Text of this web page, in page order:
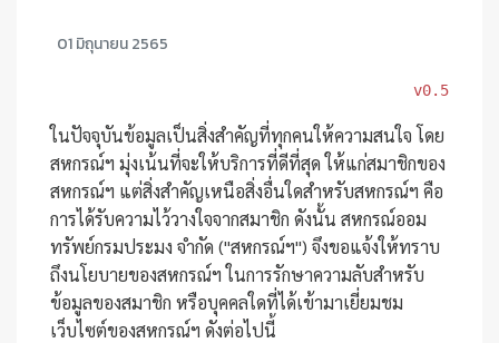
01 มิถุนายน 2565
v0.5
ในปัจจุบันข้อมูลเป็นสิ่งสำคัญที่ทุกคนให้ความสนใจ โดย
สหกรณ์ฯ มุ่งเน้นที่จะให้บริการที่ดีที่สุด ให้แก่สมาชิกของ
สหกรณ์ฯ แต่สิ่งสำคัญเหนือสิ่งอื่นใดสำหรับสหกรณ์ฯ คือ
การได้รับความไว้วางใจจากสมาชิก ดังนั้น สหกรณ์ออม
ทรัพย์กรมประมง จำกัด ("สหกรณ์ฯ") จึงขอแจ้งให้ทราบ
ถึงนโยบายของสหกรณ์ฯ ในการรักษาความลับสำหรับ
ข้อมูลของสมาชิก หรือบุคคลใดที่ได้เข้ามาเยี่ยมชม
เว็บไซต์ของสหกรณ์ฯ ดังต่อไปนี้